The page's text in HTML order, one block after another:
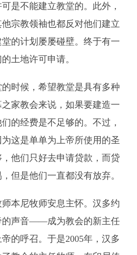
是不能建立教堂的。此外，
宗教领袖也都反对他们建立
的计划屡屡碰壁。终于有一
土地许可申请。
时候，希望教堂是具有多种
家教会来说，如果要建造一
的经费是不足够的。不过，
这是单单为上帝所使用的圣
他们只好去申请贷款，而贷
但是他们一直都没有放弃。
本尼牧师安息主怀。汉多约
的声音——成为教会的新主任
的呼召。于是2005年，汉多